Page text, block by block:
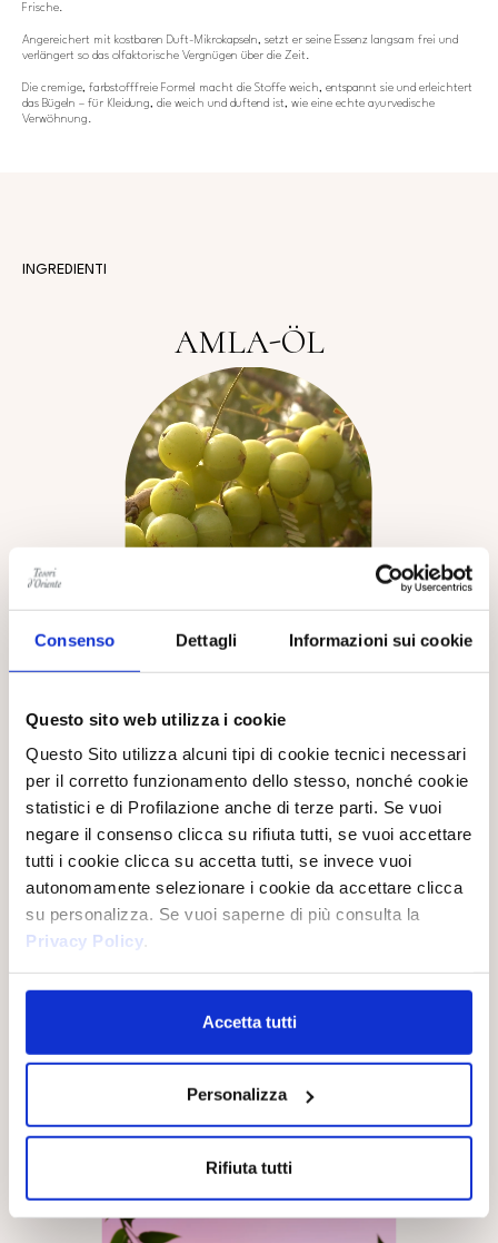
Consenso Dettagli Informazioni sui cookie
Questo sito web utilizza i cookie
Questo Sito utilizza alcuni tipi di cookie tecnici necessari
per il corretto funzionamento dello stesso, nonché cookie
statistici e di Profilazione anche di terze parti. Se vuoi
negare il consenso clicca su rifiuta tutti, se vuoi accettare
tutti i cookie clicca su accetta tutti, se invece vuoi
autonomamente selezionare i cookie da accettare clicca
su personalizza. Se vuoi saperne di più consulta la
Privacy Policy.
Accetta tutti
Personalizza
Rifiuta tutti
Frische.
Angereichert mit kostbaren Duft-Mikrokapseln, setzt er seine Essenz langsam frei und
verlängert so das olfaktorische Vergnügen über die Zeit.
Die cremige, farbstofffreie Formel macht die Stoffe weich, entspannt sie und erleichtert
das Bügeln – für Kleidung, die weich und duftend ist, wie eine echte ayurvedische
Verwöhnung.
INGREDIENTI
AMLA-ÖL
gewonnene Amla-Öl ist reich an essenziellen Fettsäuren und
Mineralstoffen. Es wirkt stark antioxidativ, nährend und
regenerierend auf die Haut.
LISTA INGREDIENTI SCHEDA DI SICUREZZA
LA LINEA